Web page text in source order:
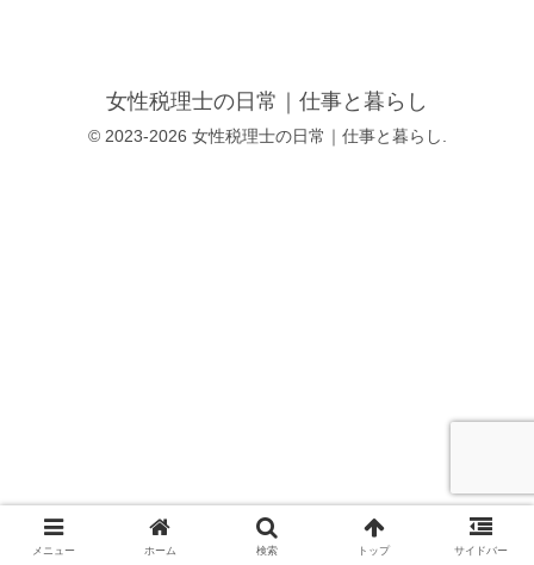
女性税理士の日常｜仕事と暮らし
© 2023-2026 女性税理士の日常｜仕事と暮らし.
メニュー ホーム 検索 トップ サイドバー